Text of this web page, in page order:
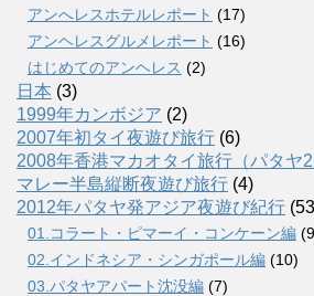
アンへレスホテルレポート (17)
アンヘレスグルメレポート (16)
はじめてのアンヘレス (2)
日本 (3)
1999年カンボジア (2)
2007年初タイ夜遊び旅行 (6)
2008年香港マカオタイ旅行（パタヤ2
マレー半島縦断夜遊び旅行 (4)
2012年パタヤ発アジア夜遊び紀行
01.コラート・ピマーイ・コンケーン編
02.インドネシア・シンガポール編 (10)
03.パタヤアパート沈没編 (7)